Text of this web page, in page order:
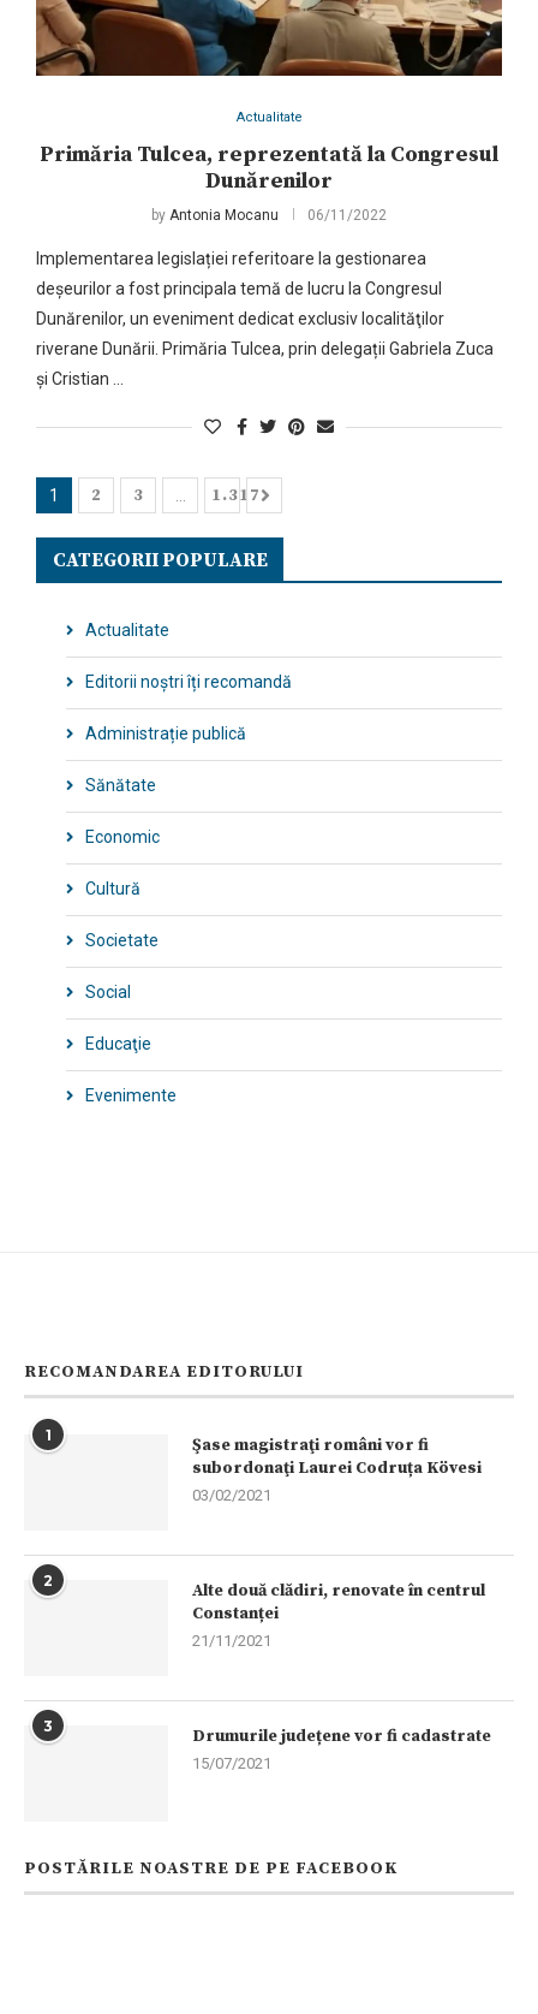
Actualitate
Primăria Tulcea, reprezentată la Congresul
Dunărenilor
by Antonia Mocanu 06/11/2022
Implementarea legislației referitoare la gestionarea
deșeurilor a fost principala temă de lucru la Congresul
Dunărenilor, un eveniment dedicat exclusiv localităţilor
riverane Dunării. Primăria Tulcea, prin delegații Gabriela Zuca
și Cristian …
1 2 3 1.317
CATEGORII POPULARE
Actualitate
Editorii noștri îți recomandă
Administrație publică
Sănătate
Economic
Cultură
Societate
Social
Educaţie
Evenimente
RECOMANDAREA EDITORULUI
1
Şase magistraţi români vor fi
subordonaţi Laurei Codruța Kövesi
03/02/2021
2
Alte două clădiri, renovate în centrul
Constanței
21/11/2021
3 Drumurile județene vor fi cadastrate
15/07/2021
POSTĂRILE NOASTRE DE PE FACEBOOK